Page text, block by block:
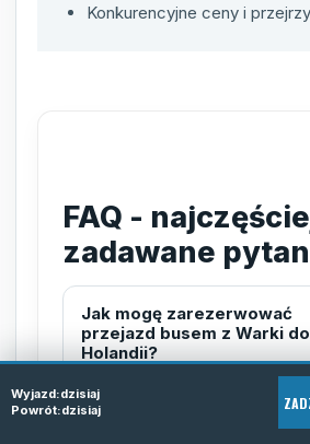
Konkurencyjne ceny i
FAQ -
zadawane
Jak mogę zarezerwować
przejazd busem z Warki do
Holandii?
Czy busy z Warki do
Wyjazd:dzisiaj
Powrót:dzisiaj